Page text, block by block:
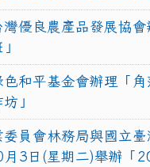
灣優良農產品發展協
色和平基金會辦理「
」
委員會林務局與國立
3日(星期二)舉辦「